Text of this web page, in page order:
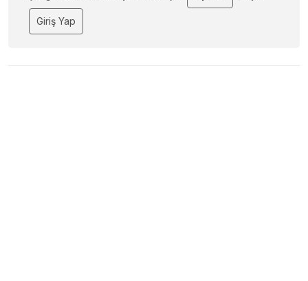
Giriş Yap